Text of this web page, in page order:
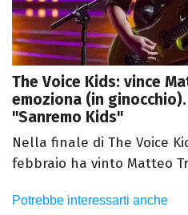
The Voice Kids: vince
emoziona (in
"Sanremo Kids"
Nella finale di The Voice
febbraio ha vinto Matteo